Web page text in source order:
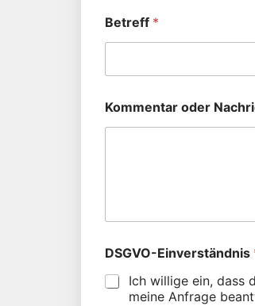
Betreff *
Kommentar oder
DSGVO-Einverständnis
Ich willige ein, dass
meine Anfrage